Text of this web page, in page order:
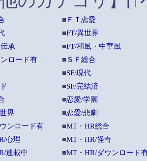
■ＦＴ恋愛
■FT/異世界
承 ■FT/和風・中華風
ロード有 ■ＳＦ総合
■SF/現代
■SF/完結済
■恋愛/学園
界 ■恋愛/悲劇
ンロード有 ■MT・HR総合
心理 ■MT・HR/怪奇
連載中 ■MT・HR/ダウンロード